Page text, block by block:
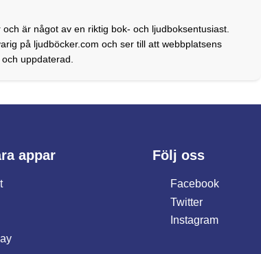
är något av en riktig bok- och ljudboksentusiast.
på ljudböcker.com och ser till att webbplatsens
uppdaterad.
appar Följ oss
Facebook
Twitter
Instagram